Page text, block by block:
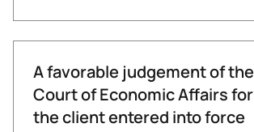
A favorable judgement of the
Court of Economic Affairs for
the client entered into force